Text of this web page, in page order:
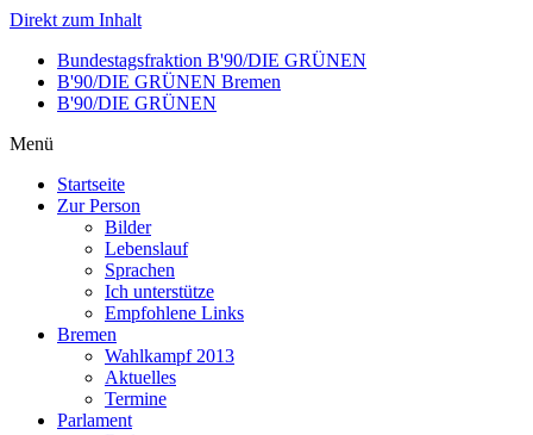
Direkt zum Inhalt
Bundestagsfraktion B'90/DIE GRÜNEN
B'90/DIE GRÜNEN Bremen
B'90/DIE GRÜNEN
Menü
Startseite
Zur Person
Bilder
Lebenslauf
Sprachen
Ich unterstütze
Empfohlene Links
Bremen
Wahlkampf 2013
Aktuelles
Termine
Parlament